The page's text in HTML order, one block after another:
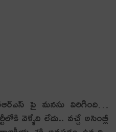
పై మనసు విరిగింది…
వెళ్ళేది లేదు.. వ‌చ్చే అసెంబ్లీ